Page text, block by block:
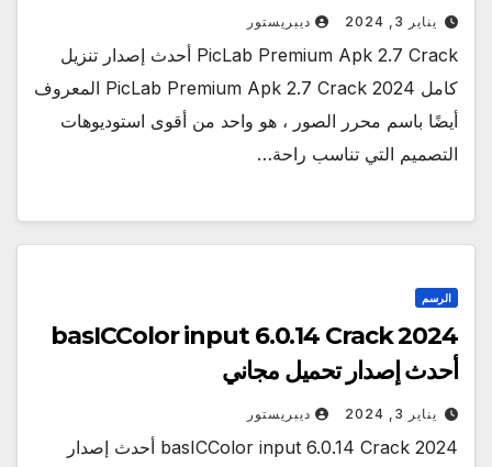
يناير 3, 2024 ديبريستور
PicLab Premium Apk 2.7 Crack أحدث إصدار تنزيل
كامل 2024 PicLab Premium Apk 2.7 Crack المعروف
أيضًا باسم محرر الصور ، هو واحد من أقوى استوديوهات
التصميم التي تناسب راحة…
الرسم
basICColor input 6.0.14 Crack 2024
أحدث إصدار تحميل مجاني
يناير 3, 2024 ديبريستور
basICColor input 6.0.14 Crack 2024 أحدث إصدار